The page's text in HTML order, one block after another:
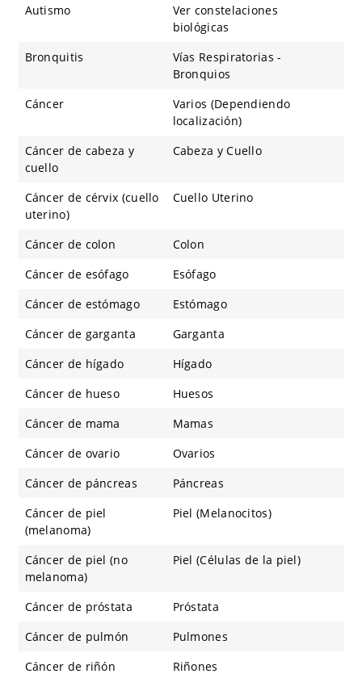
Autismo
Ver constelaciones
biológicas
Bronquitis
Vías Respiratorias -
Bronquios
Cáncer
Varios (Dependiendo
localización)
Cáncer de cabeza y
cuello
Cabeza y Cuello
Cáncer de cérvix (cuello
uterino)
Cuello Uterino
Cáncer de colon
Colon
Cáncer de esófago
Esófago
Cáncer de estómago
Estómago
Cáncer de garganta
Garganta
Cáncer de hígado
Hígado
Cáncer de hueso
Huesos
Cáncer de mama
Mamas
Cáncer de ovario
Ovarios
Cáncer de páncreas
Páncreas
Cáncer de piel
(melanoma)
Piel (Melanocitos)
Cáncer de piel (no
melanoma)
Piel (Células de la piel)
Cáncer de próstata
Próstata
Cáncer de pulmón
Pulmones
Cáncer de riñón
Riñones